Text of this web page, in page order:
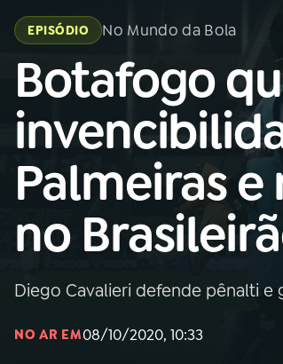
Buscar
na
Rádio
Nacional
AO VIVO
01 INÍCIO
02A RÁDIO
03PROGRAMAÇÃO
na
Rádio
EPISÓDIO No Mundo da Bola
Botafogo
Palmeiras e
no
Diego Cavalieri defende pênalti e
NO AR EM08/10/2020, 10:33